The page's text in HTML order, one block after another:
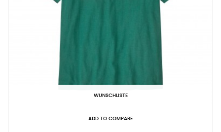
WUNSCHLISTE
ADD TO COMPARE